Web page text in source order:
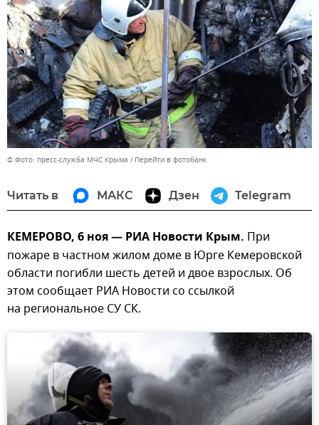
© Фото: пресс-служба МЧС Крыма Перейти в фотобанк
Читать в МАКС Дзен Telegram
КЕМЕРОВО, 6 ноя — РИА Новости Крым. При
пожаре в частном жилом доме в Юрге Кемеровской
области погибли шесть детей и двое взрослых. Об
этом сообщает РИА Новости со ссылкой
на региональное СУ СК.